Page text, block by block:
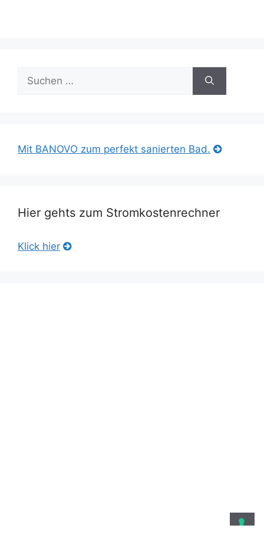
nach:
Mit BANOVO zum perfekt sanierten Bad.
Hier gehts zum Stromkostenrechner
Klick hier